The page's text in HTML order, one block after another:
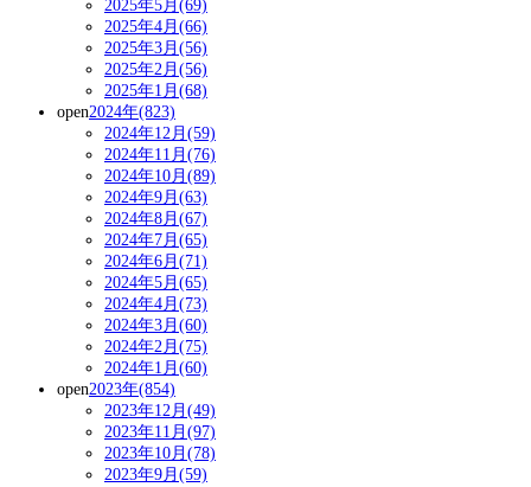
2025年5月(69)
2025年4月(66)
2025年3月(56)
2025年2月(56)
2025年1月(68)
open2024年(823)
2024年12月(59)
2024年11月(76)
2024年10月(89)
2024年9月(63)
2024年8月(67)
2024年7月(65)
2024年6月(71)
2024年5月(65)
2024年4月(73)
2024年3月(60)
2024年2月(75)
2024年1月(60)
open2023年(854)
2023年12月(49)
2023年11月(97)
2023年10月(78)
2023年9月(59)